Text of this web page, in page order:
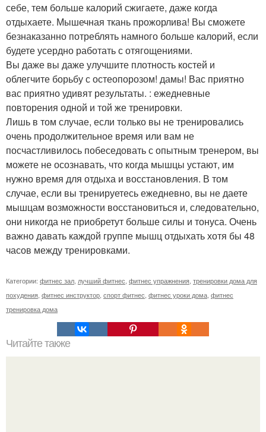
себе, тем больше калорий сжигаете, даже когда
отдыхаете. Мышечная ткань прожорлива! Вы сможете
безнаказанно потреблять намного больше калорий, если
будете усердно работать с отягощениями.
Вы даже вы даже улучшите плотность костей и
облегчите борьбу с остеопорозом! дамы! Вас приятно
вас приятно удивят результаты. : ежедневные
повторения одной и той же тренировки.
Лишь в том случае, если только вы не тренировались
очень продолжительное время или вам не
посчастливилось побеседовать с опытным тренером, вы
можете не осознавать, что когда мышцы устают, им
нужно время для отдыха и восстановления. В том
случае, если вы тренируетесь ежедневно, вы не даете
мышцам возможности восстановиться и, следовательно,
они никогда не приобретут больше силы и тонуса. Очень
важно давать каждой группе мышц отдыхать хотя бы 48
часов между тренировками.
Категории: фитнес зал лучший фитнес фитнес упражнения тренировки дома для
похудения фитнес инструктор спорт фитнес фитнес уроки дома фитнес
тренировка дома
Читайте также